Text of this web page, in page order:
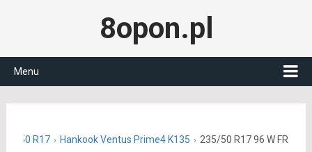
8opon.pl
Menu
50 R17 Hankook Ventus Prime4 K135 235/50 R17 96 W FR